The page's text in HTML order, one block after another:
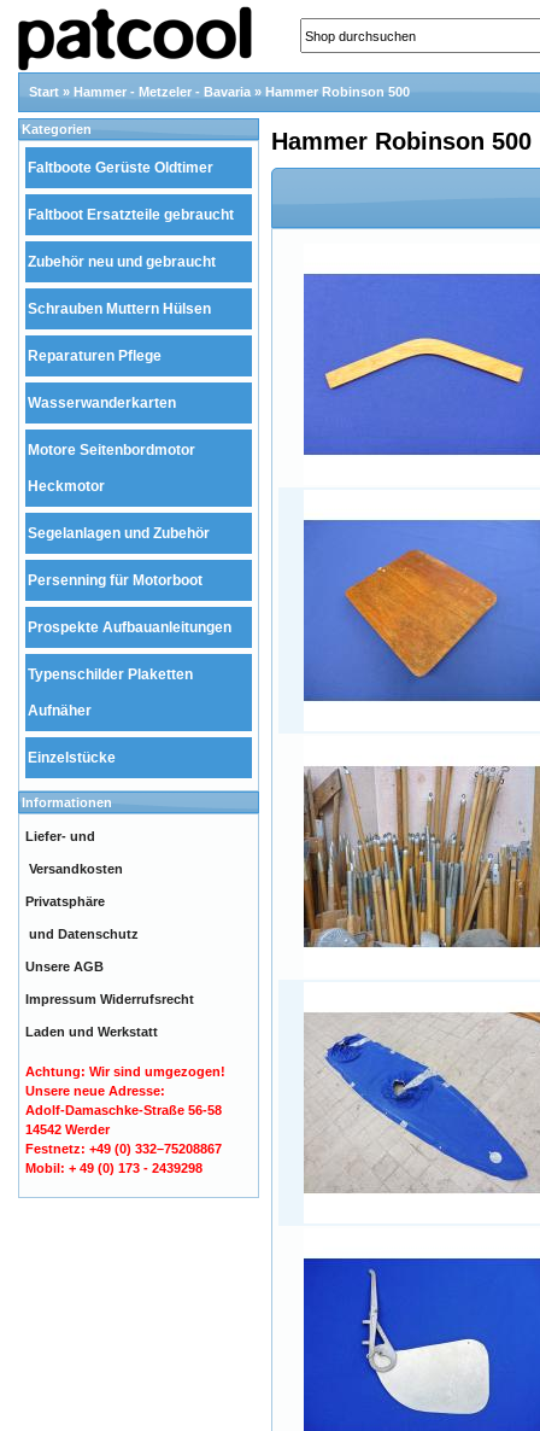
Start » Hammer - Metzeler - Bavaria » Hammer Robinson 500
Hammer Robinson 500
Kategorien
Faltboote Gerüste Oldtimer
Faltboot Ersatzteile gebraucht
Zubehör neu und gebraucht
Schrauben Muttern Hülsen
Reparaturen Pflege
Wasserwanderkarten
Motore Seitenbordmotor
Heckmotor
Segelanlagen und Zubehör
Persenning für Motorboot
Prospekte Aufbauanleitungen
Typenschilder Plaketten
Aufnäher
Einzelstücke
Informationen
Liefer- und
Versandkosten
Privatsphäre
und Datenschutz
Unsere AGB
Impressum Widerrufsrecht
Laden und Werkstatt
Achtung: Wir sind umgezogen!
Unsere neue Adresse:
Adolf-Damaschke-Straße 56-58
14542 Werder
Festnetz: +49 (0) 332–75208867
Mobil: + 49 (0) 173 - 2439298